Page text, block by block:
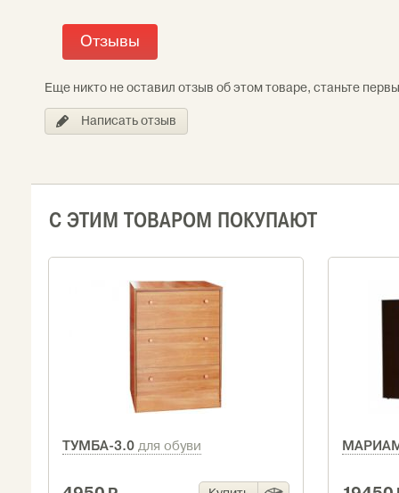
Отзывы
Еще никто не оставил отзыв об этом товаре, станьте
Написать отзыв
С ЭТИМ ТОВАРОМ ПОКУПАЮТ
ТУМБА-3.0 для обуви